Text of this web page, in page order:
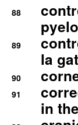
88
89
la
90
91
in